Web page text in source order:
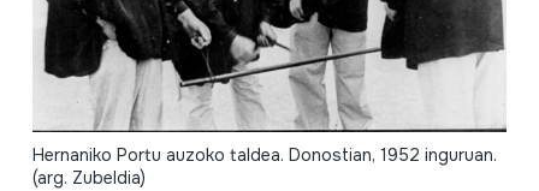
Hernaniko Portu auzoko taldea. Donostian, 1952 inguruan.
(arg. Zubeldia)